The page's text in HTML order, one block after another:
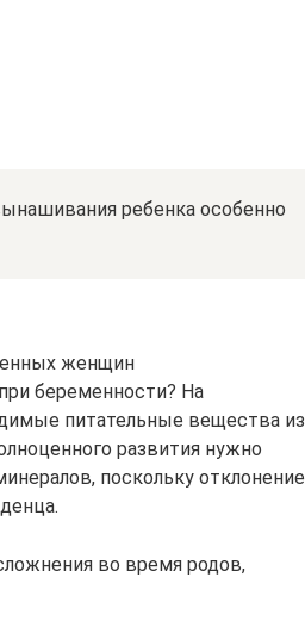
ребенка особенно
женщин
беременности? На
питательные вещества из
развития нужно
поскольку отклонение
во время родов,